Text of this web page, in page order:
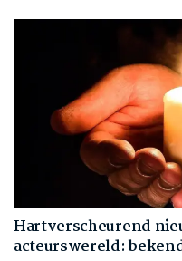
Hartverscheurend
acteurswereld: